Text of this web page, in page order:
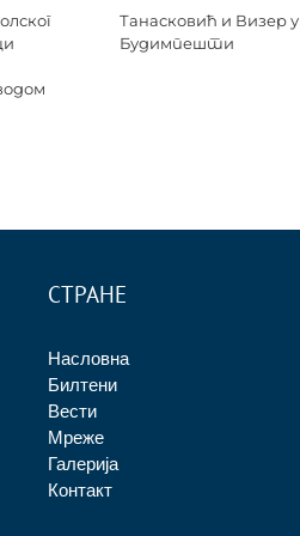
Танасковић и Визер у
Будимпешти
СТРАНЕ
Насловна
Билтени
Вести
Мреже
Галерија
Контакт